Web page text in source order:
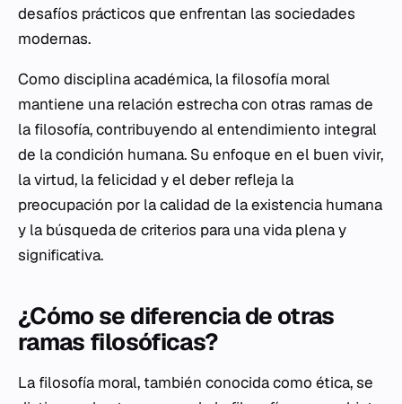
desafíos prácticos que enfrentan las sociedades
modernas.
Como disciplina académica, la filosofía moral
mantiene una relación estrecha con otras ramas de
la filosofía, contribuyendo al entendimiento integral
de la condición humana. Su enfoque en el buen vivir,
la virtud, la felicidad y el deber refleja la
preocupación por la calidad de la existencia humana
y la búsqueda de criterios para una vida plena y
significativa.
¿Cómo se diferencia de otras
ramas filosóficas?
La filosofía moral, también conocida como ética, se